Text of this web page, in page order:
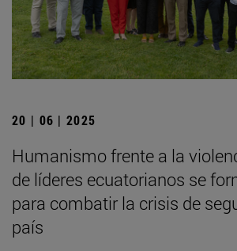
20 | 06 | 2025
Humanismo frente a la
de líderes ecuatorianos se
para combatir la crisis de
país